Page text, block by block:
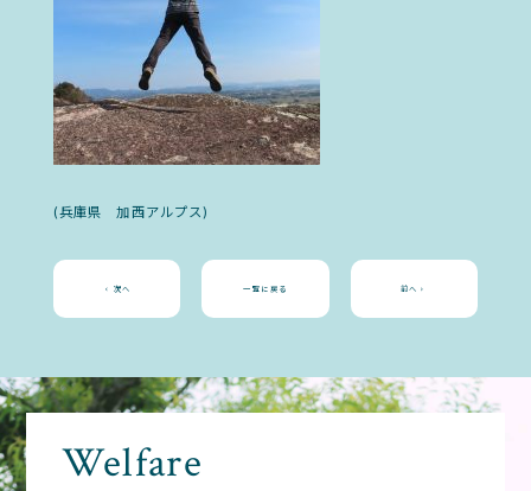
(兵庫県 加西アルプス)
前へ
一覧に戻る
次へ
Welfare